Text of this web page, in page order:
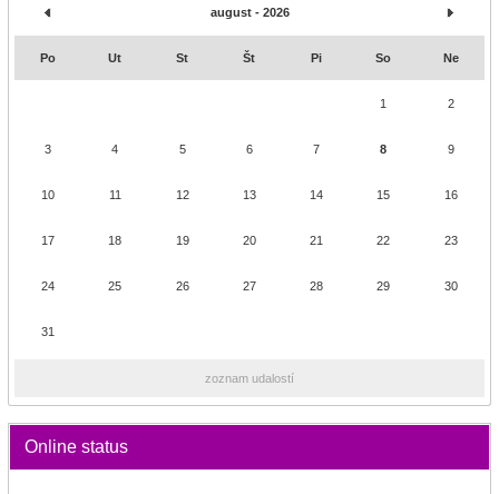
august - 2026
Po Ut St Št Pi So Ne
1 2
3 4 5 6 7 8 9
10 11 12 13 14 15 16
17 18 19 20 21 22 23
24 25 26 27 28 29 30
31
zoznam udalostí
Online status